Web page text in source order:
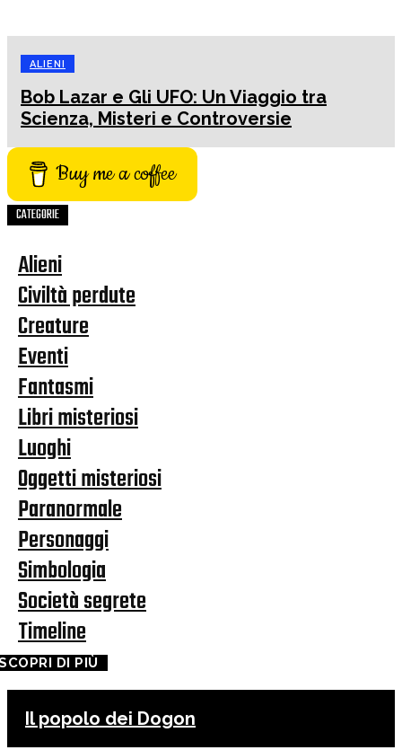
ALIENI
Bob Lazar e Gli UFO: Un Viaggio tra
Scienza, Misteri e Controversie
Buy me a coffee
CATEGORIE
Alieni
Civiltà perdute
Creature
Eventi
Fantasmi
Libri misteriosi
Luoghi
Oggetti misteriosi
Paranormale
Personaggi
Simbologia
Società segrete
Timeline
DI PIÙ
Il popolo dei Dogon